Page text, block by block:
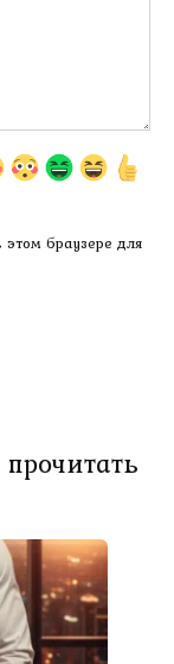
браузере для